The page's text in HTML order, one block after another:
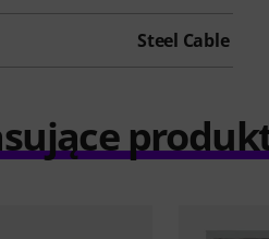
Steel Cable